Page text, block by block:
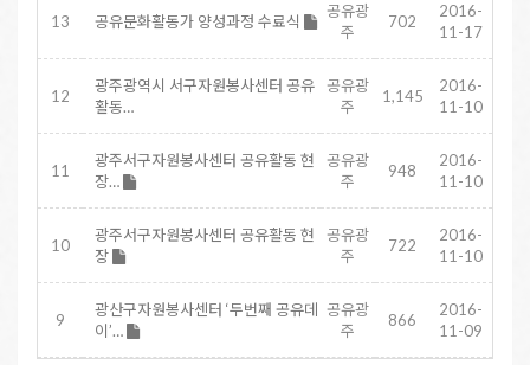
13 공유문화활동가 양성과정 수료식
공유광
주
702
2016-
11-17
12
광주광역시 서구자원봉사센터 공유
활동…
공유광
주
1,145
2016-
11-10
11
광주서구자원봉사센터 공유활동 현
장…
공유광
주
948
2016-
11-10
10
광주서구자원봉사센터 공유활동 현
장
공유광
주
722
2016-
11-10
9
광산구자원봉사센터 ‘두번째 공유데
이’…
공유광
주
866
2016-
11-09